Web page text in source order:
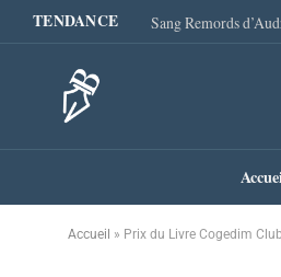
TENDANCE
Accueil » Prix du Livre Cogedim